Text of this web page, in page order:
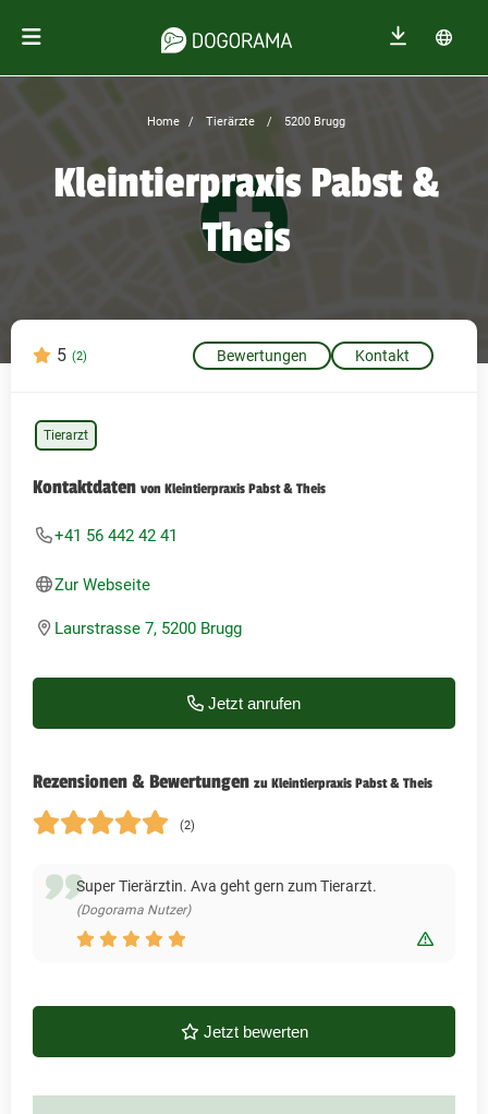
Home Tierärzte 5200 Brugg
Kleintierpraxis Pabst &
Theis
5 (2) Bewertungen Kontakt
Tierarzt
Kontaktdaten von Kleintierpraxis Pabst & Theis
+41 56 442 42 41
Zur Webseite
Laurstrasse 7, 5200 Brugg
Jetzt anrufen
Rezensionen & Bewertungen zu Kleintierpraxis Pabst & Theis
(2)
Super Tierärztin. Ava geht gern zum Tierarzt.
(Dogorama Nutzer)
Jetzt bewerten